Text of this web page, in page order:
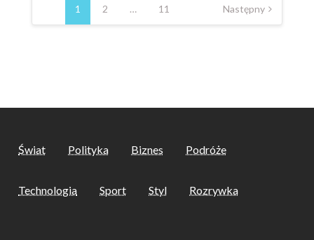
wpisach
1 2 … 11 Następny
Świat Polityka Biznes Podróże
Technologia Sport Styl Rozrywka